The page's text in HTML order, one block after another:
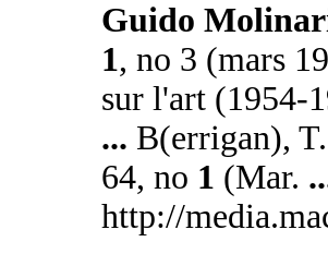
Guido
1, no 3 (mars
sur l'art (1954-
... B(errigan),
64, no 1 (Mar.
http://